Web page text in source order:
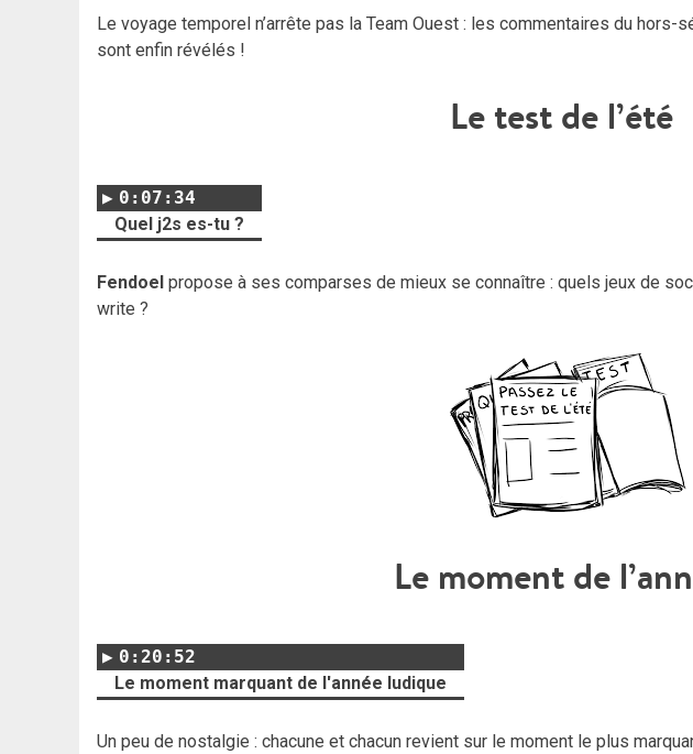
Le voyage temporel n’arrête pas la Team Ouest : les commentaires du hors-
sont enfin révélés !
Le test de l’été
0:07:34
Quel j2s es-tu ?
Fendoel propose à ses comparses de mieux se connaître : quels jeux de
write ?
Le moment de
0:20:52
Le moment marquant de l'année ludique
Un peu de nostalgie : chacune et chacun revient sur le moment le plus